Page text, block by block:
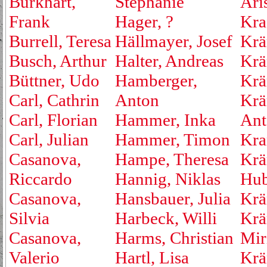
Frank
Burrell, Teresa
Busch, Arthur
Büttner, Udo
Carl, Cathrin
Carl, Florian
Carl, Julian
Casanova,
Riccardo
Casanova,
Silvia
Casanova,
Valerio
Hager, ?
Hällmayer, Josef
Halter, Andreas
Hamberger,
Anton
Hammer, Inka
Hammer, Timon
Hampe, Theresa
Hannig, Niklas
Hansbauer, Julia
Harbeck, Willi
Harms, Christian
Hartl, Lisa